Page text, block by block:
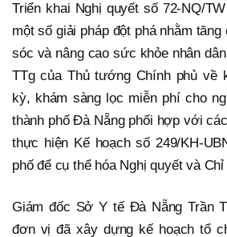
Triển khai Nghị quyết số 72-NQ/
một số giải pháp đột phá nhằm
sóc và nâng cao sức khỏe nhân
TTg của Thủ tướng Chính phủ về
kỳ, khám sàng lọc miễn phí cho
thành phố Đà Nẵng phối hợp với
thực hiện Kế hoạch số 249/KH-
phố để cụ thể hóa Nghị quyết và
Giám đốc Sở Y tế Đà Nẵng Trần
đơn vị đã xây dựng kế hoạch tổ